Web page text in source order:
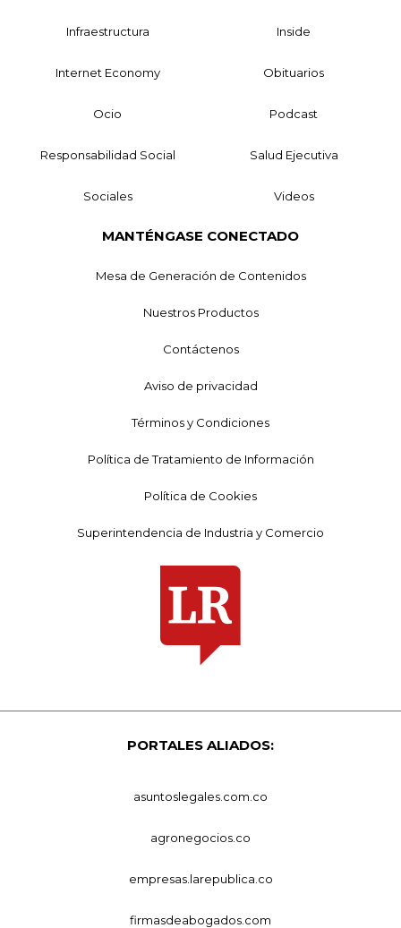
Infraestructura Inside
Internet Economy Obituarios
Ocio Podcast
Responsabilidad Social Salud Ejecutiva
Sociales Videos
MANTÉNGASE CONECTADO
Mesa de Generación de Contenidos
Nuestros Productos
Contáctenos
Aviso de privacidad
Términos y Condiciones
Política de Tratamiento de Información
Política de Cookies
Superintendencia de Industria y Comercio
PORTALES ALIADOS:
asuntoslegales.com.co
agronegocios.co
empresas.larepublica.co
firmasdeabogados.com